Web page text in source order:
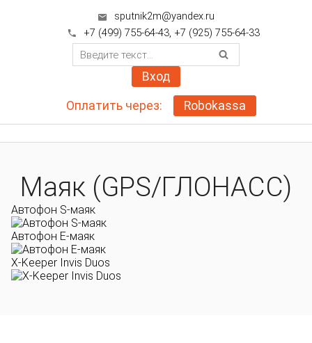
 sputnik2m@yandex.ru
 +7 (499) 755-64-43, +7 (925) 755-64-33
Вход
Оплатить через: Robokassa
Маяк (GPS/ГЛОНАСС)
Автофон S-маяк
Автофон E-маяк
X-Keeper Invis Duos